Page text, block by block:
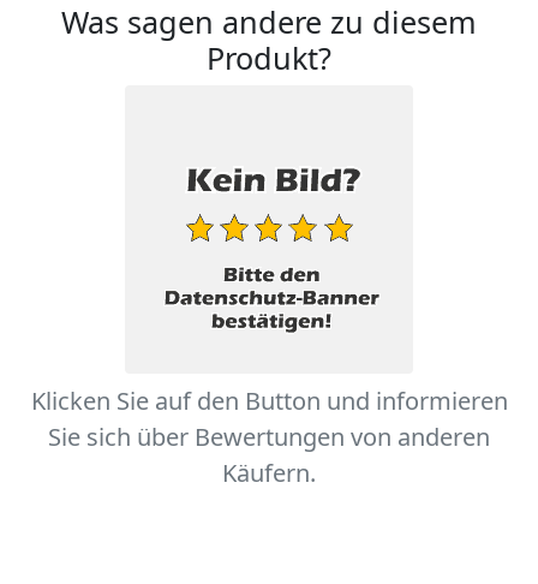
Was sagen andere zu diesem
Produkt?
Klicken Sie auf den Button und informieren
Sie sich über Bewertungen von anderen
Käufern.